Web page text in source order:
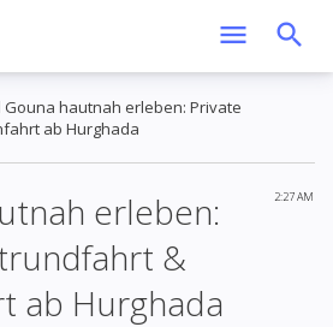
Gouna hautnah erleben: Private
ab Hurghada
2:27 AM
erleben:
&
ab Hurghada